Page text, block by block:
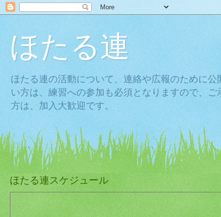
ほたる連
ほたる連の活動について、連絡や広報のために
い方は、練習への参加も必須となりますので、
方は、加入大歓迎です。
ほたる連スケジュール